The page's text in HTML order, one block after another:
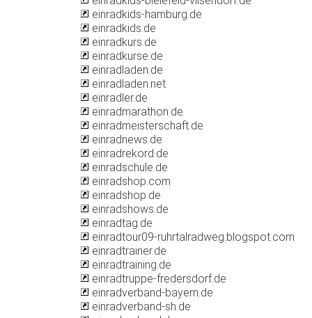
einradkids-hamburg.de
einradkids.de
einradkurs.de
einradkurse.de
einradladen.de
einradladen.net
einradler.de
einradmarathon.de
einradmeisterschaft.de
einradnews.de
einradrekord.de
einradschule.de
einradshop.com
einradshop.de
einradshows.de
einradtag.de
einradtour09-ruhrtalradweg.blogspot.com
einradtrainer.de
einradtraining.de
einradtruppe-fredersdorf.de
einradverband-bayern.de
einradverband-sh.de